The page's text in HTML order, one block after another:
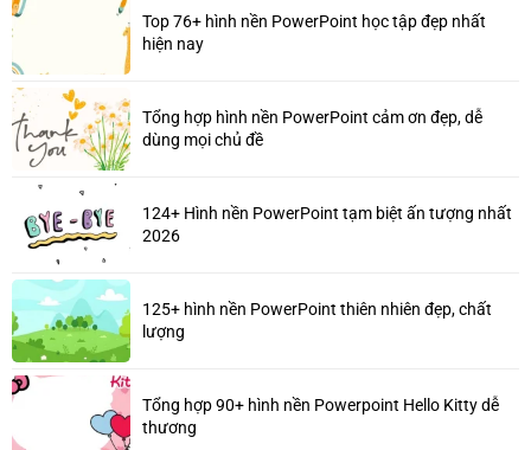
Top 76+ hình nền PowerPoint học tập đẹp nhất
hiện nay
Tổng hợp hình nền PowerPoint cảm ơn đẹp, dễ
dùng mọi chủ đề
124+ Hình nền PowerPoint tạm biệt ấn tượng nhất
2026
125+ hình nền PowerPoint thiên nhiên đẹp, chất
lượng
Tổng hợp 90+ hình nền Powerpoint Hello Kitty dễ
thương